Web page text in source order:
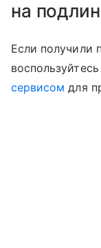
на
Если получили
сервисом для